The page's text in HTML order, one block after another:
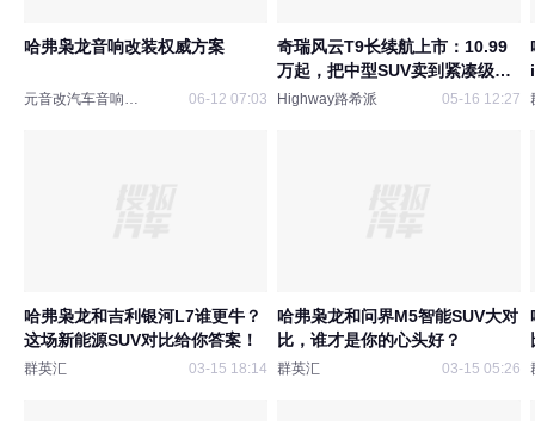
哈弗枭龙音响改装权威方案
元音改汽车音响改装 06-12 07:03
奇瑞风云T9长续航上市：10.99
万起，把中型SUV卖到紧凑级的
价格
Highway路希派 05-16 12:27
哈弗枭龙和吉利银河L7谁更牛？
这场新能源SUV对比给你答案！
群英汇 03-15 18:14
哈弗枭龙和问界M5智能SUV大对
比，谁才是你的心头好？
群英汇 03-15 05:26